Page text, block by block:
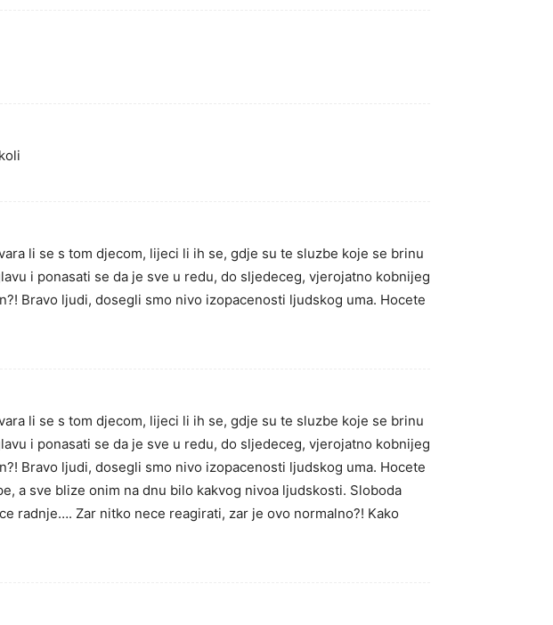
li se s tom djecom, lijeci li ih se, gdje su te sluzbe koje se brinu
i ponasati se da je sve u redu, do sljedeceg, vjerojatno kobnijeg
Bravo ljudi, dosegli smo nivo izopacenosti ljudskog uma. Hocete
li se s tom djecom, lijeci li ih se, gdje su te sluzbe koje se brinu
i ponasati se da je sve u redu, do sljedeceg, vjerojatno kobnijeg
Bravo ljudi, dosegli smo nivo izopacenosti ljudskog uma. Hocete
a sve blize onim na dnu bilo kakvog nivoa ljudskosti. Sloboda
radnje…. Zar nitko nece reagirati, zar je ovo normalno?! Kako